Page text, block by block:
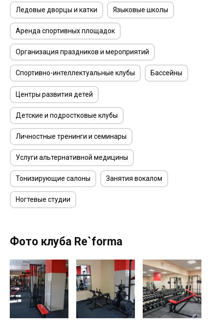
Ледовые дворцы и катки Языковые школы
Аренда спортивных площадок
Организация праздников и мероприятий
Спортивно-интеллектуальные клубы Бассейны
Центры развития детей
Детские и подростковые клубы
Личностные тренинги и семинары
Услуги альтернативной медицины
Тонизирующие салоны Занятия вокалом
Ногтевые студии
Фото клуба Re`forma